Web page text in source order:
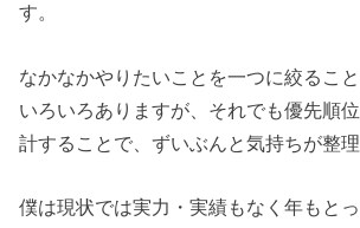
す。
なかなかやりたいことを一つに絞るこ
いろいろありますが、それでも優先順
計することで、ずいぶんと気持ちが整理
僕は現状では実力・実績もなく年もと